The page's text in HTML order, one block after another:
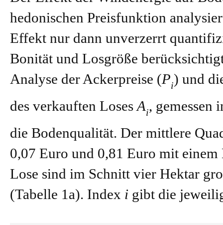
hedonischen Preisfunktion
Effekt nur dann unverzerrt
Bonität und Losgröße
Analyse der Ackerpreise (Pi) und
des verkauften Loses Ai, gemessen
die Bodenqualität. Der mittlere
0,07 Euro und 0,81 Euro mit
Lose sind im Schnitt vier Hektar
(Tabelle 1a). Index i gibt die